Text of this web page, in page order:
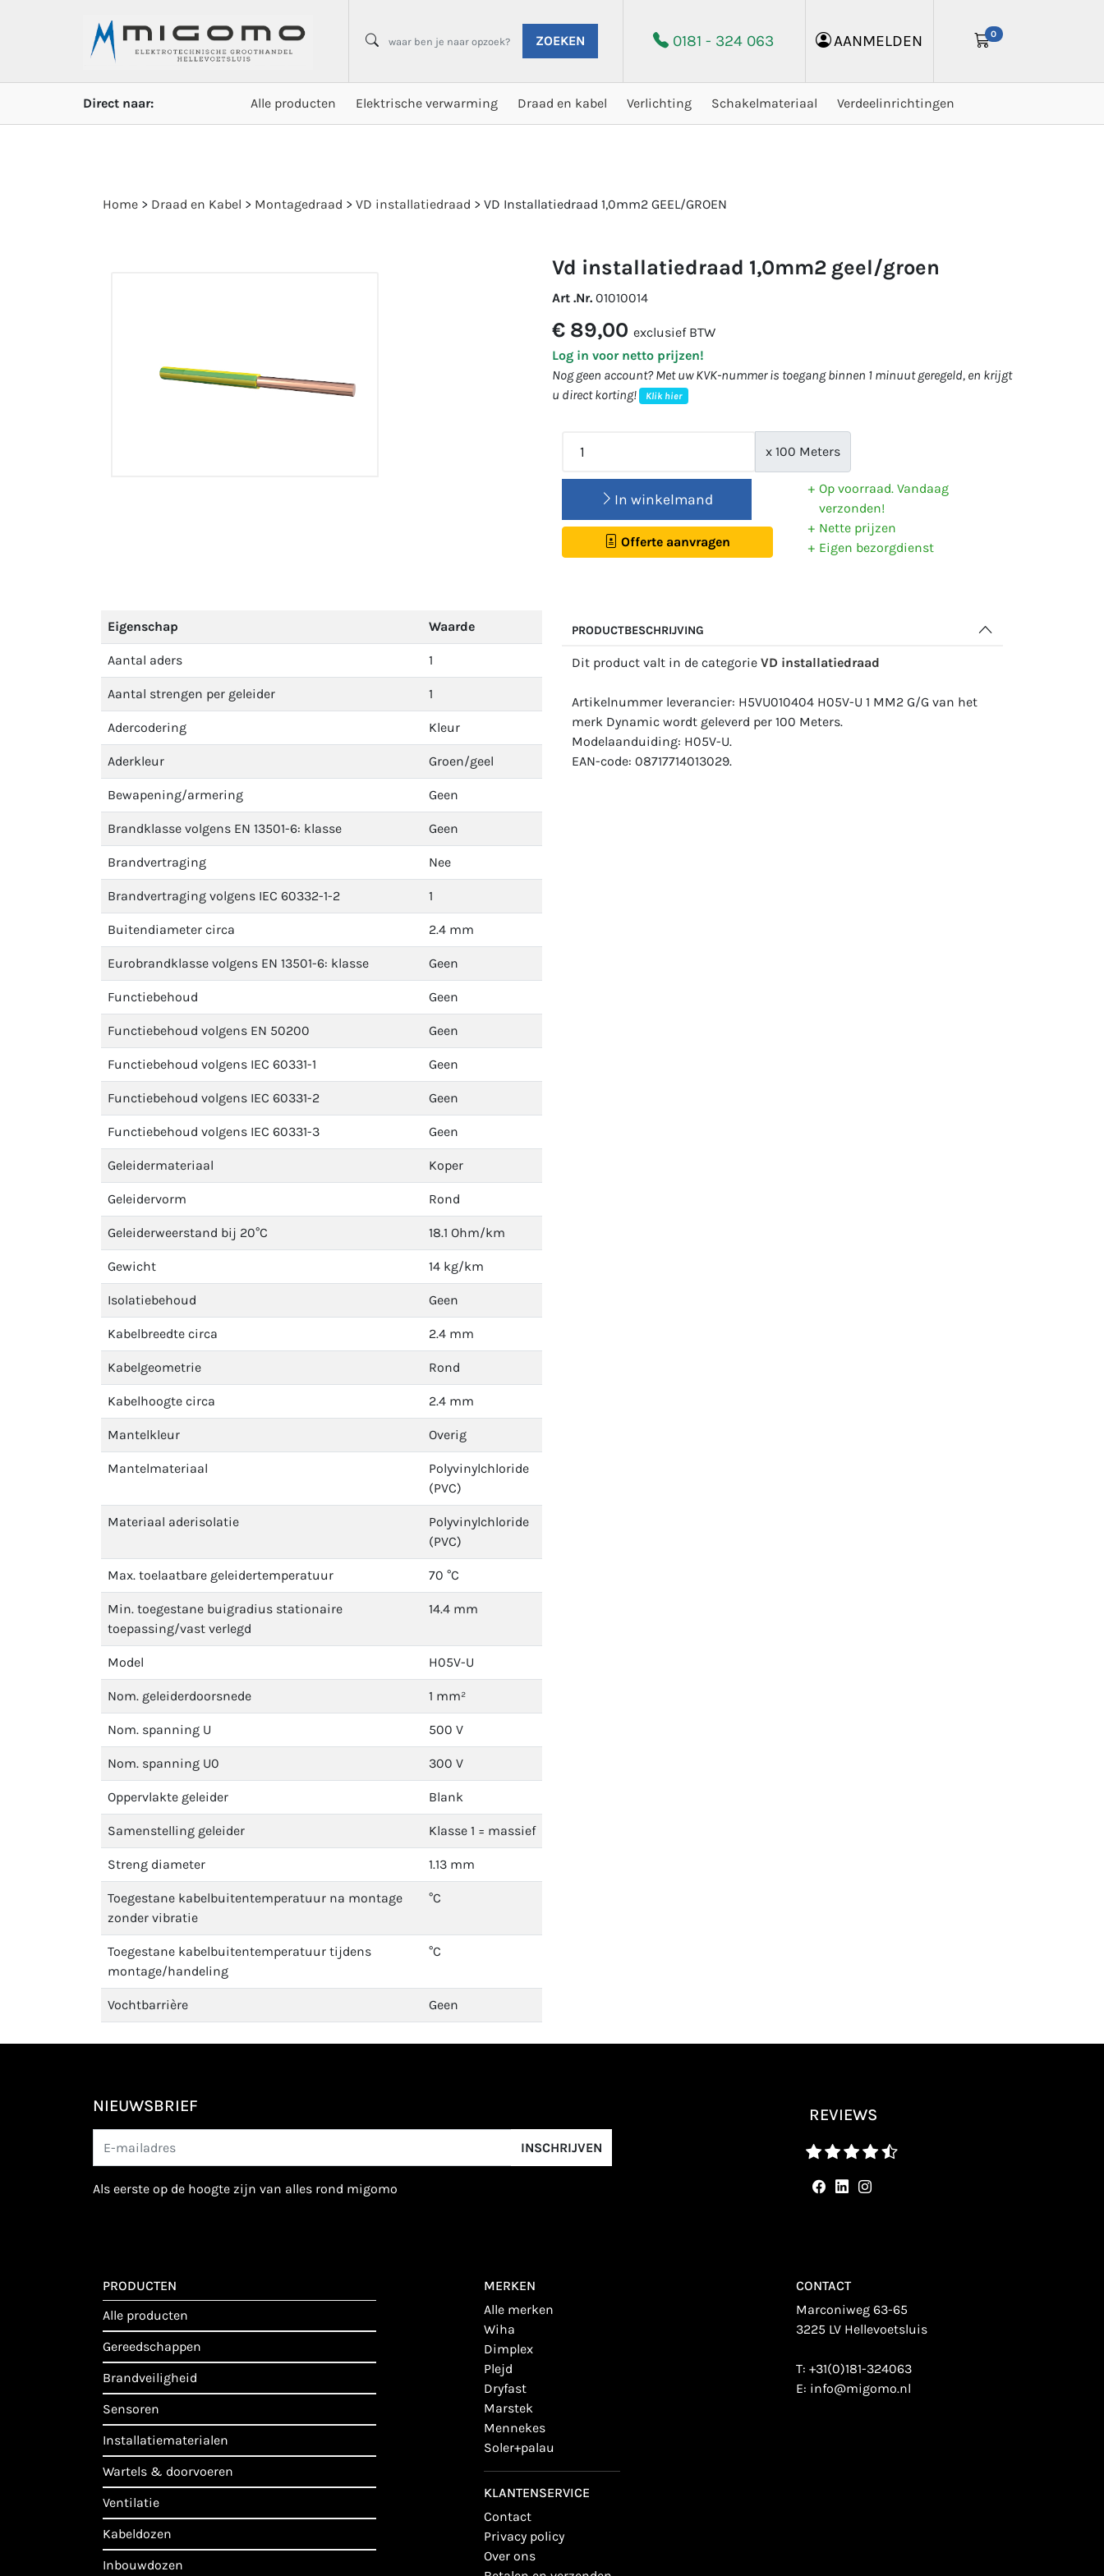
ZOEKEN 0181 - 324 063 AANMELDEN 0
Direct naar: Alle producten Elektrische verwarming Draad en kabel Verlichting Schakelmateriaal Verdeelinrichtingen
Home > Draad en Kabel > Montagedraad > VD installatiedraad > VD Installatiedraad 1,0mm2 GEEL/GROEN
vd installatiedraad 1,0mm2 geel/groen
Art .Nr. 01010014
€ 89,00 exclusief BTW
Log in voor netto prijzen!
Nog geen account? Met uw KVK-nummer is toegang binnen 1 minuut geregeld, en krijgt
u direct korting!
Klik hier
x 100 Meters
In winkelmand
Offerte aanvragen
Op voorraad. Vandaag
verzonden!
Nette prijzen
Eigen bezorgdienst
Eigenschap Waarde
Aantal aders 1
Aantal strengen per geleider 1
Adercodering Kleur
Aderkleur Groen/geel
Bewapening/armering Geen
Brandklasse volgens EN 13501-6: klasse Geen
Brandvertraging Nee
Brandvertraging volgens IEC 60332-1-2 1
Buitendiameter circa 2.4 mm
Eurobrandklasse volgens EN 13501-6: klasse Geen
Functiebehoud Geen
Functiebehoud volgens EN 50200 Geen
Functiebehoud volgens IEC 60331-1 Geen
Functiebehoud volgens IEC 60331-2 Geen
Functiebehoud volgens IEC 60331-3 Geen
Geleidermateriaal Koper
Geleidervorm Rond
Geleiderweerstand bij 20°C 18.1 Ohm/km
Gewicht 14 kg/km
Isolatiebehoud Geen
Kabelbreedte circa 2.4 mm
Kabelgeometrie Rond
Kabelhoogte circa 2.4 mm
Mantelkleur Overig
Mantelmateriaal
Polyvinylchloride
(PVC)
Materiaal aderisolatie
Polyvinylchloride
(PVC)
Max. toelaatbare geleidertemperatuur 70 °C
Min. toegestane buigradius stationaire
toepassing/vast verlegd
14.4 mm
Model H05V-U
Nom. geleiderdoorsnede 1 mm²
Nom. spanning U 500 V
Nom. spanning U0 300 V
Oppervlakte geleider Blank
Samenstelling geleider Klasse 1 = massief
Streng diameter 1.13 mm
Toegestane kabelbuitentemperatuur na montage
zonder vibratie
°C
Toegestane kabelbuitentemperatuur tijdens
montage/handeling
°C
Vochtbarrière Geen
PRODUCTBESCHRIJVING
Dit product valt in de categorie VD installatiedraad
Artikelnummer leverancier: H5VU010404 H05V-U 1 MM2 G/G van het
merk Dynamic wordt geleverd per 100 Meters.
Modelaanduiding: H05V-U.
EAN-code: 08717714013029.
NIEUWSBRIEF
INSCHRIJVEN
als eerste op de hoogte zijn van alles rond migomo
REVIEWS
PRODUCTEN
alle producten
gereedschappen
brandveiligheid
sensoren
installatiematerialen
wartels & doorvoeren
ventilatie
kabeldozen
inbouwdozen
MERKEN
alle merken
wiha
dimplex
plejd
dryfast
marstek
mennekes
soler+palau
KLANTENSERVICE
contact
privacy policy
over ons
CONTACT
Marconiweg 63-65
3225 LV Hellevoetsluis
T:+31(0)181-324063
E: info@migomo.nl